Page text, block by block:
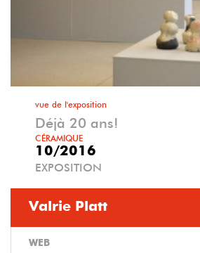
vue de l'exposition
Déjà 20 ans!
CÉRAMIQUE
10/2016
EXPOSITION
Valrie Platt
WEB